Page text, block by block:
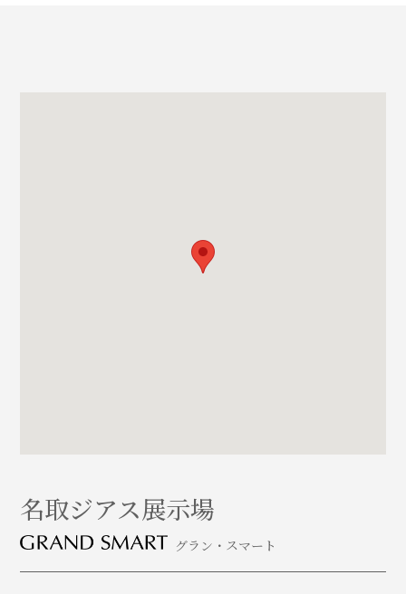
名取ジアス展示場
グラン・スマート